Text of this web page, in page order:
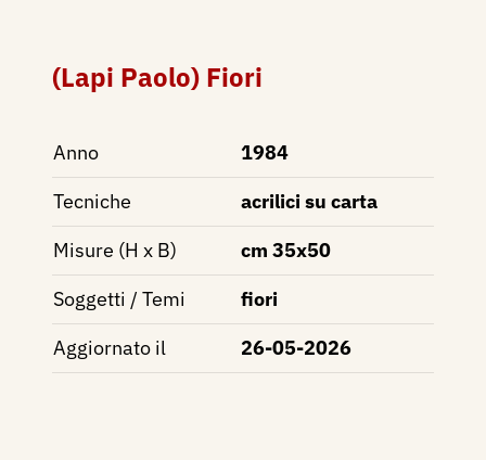
(Lapi Paolo) Fiori
Anno
1984
Tecniche
acrilici su carta
Misure (H x B)
cm 35x50
Soggetti / Temi
fiori
Aggiornato il
26-05-2026